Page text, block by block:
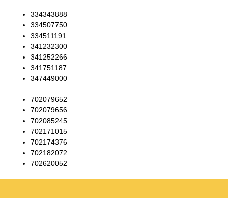
334343888
334507750
334511191
341232300
341252266
341751187
347449000
702079652
702079656
702085245
702171015
702174376
702182072
702620052